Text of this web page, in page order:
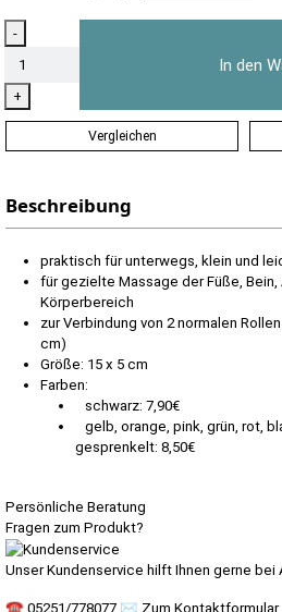
-
+
In den
Vergleichen
Beschreibung
praktisch für unterwegs, klein und
für gezielte Massage der Füße, Bein,
Körperbereich
zur Verbindung von 2 normalen
cm)
Größe: 15 x 5 cm
Farben:
schwarz: 7,90€
gelb, orange, pink, grün, rot,
gesprenkelt: 8,50€
Persönliche Beratung
Fragen zum Produkt?
Unser Kundenservice hilft Ihnen gerne bei
☎ 05251/778077 ✉ Zum Kontaktformular